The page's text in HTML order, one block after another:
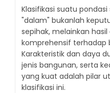
Klasifikasi suatu
"dalam" bukanlah
sepihak, melainkan
komprehensif terhadap
Karakteristik dan daya
jenis bangunan, serta
yang kuat adalah pilar
klasifikasi ini.